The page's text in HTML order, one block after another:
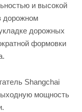
и высокой
дорожном
дорожных
формовки
Shangchai
мощность